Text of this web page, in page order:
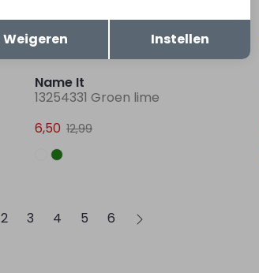
Name It
13254331 Groen lime
6,50 12,99
2 3 4 5 6
Opslaan
Weigeren Instellen